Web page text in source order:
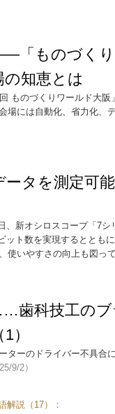
「ものづく
知恵とは
ものづくりワールド大
場には自動化、省力化、
ータを測定可
、新オシロスコープ「7
ット数を実現するととも
使いやすさの向上も図っ
歯科技工の
）
ターのドライバー不具合
9/2）
解説（17）：